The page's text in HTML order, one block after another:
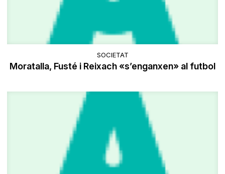
SOCIETAT
Moratalla, Fusté i Reixach «s’enganxen» al futbol